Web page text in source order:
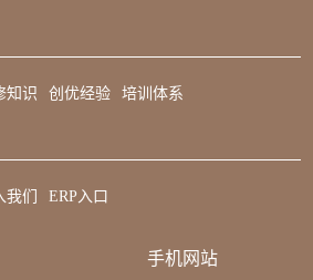
知识 创优经验 培训体系
我们 ERP入口
手机网站